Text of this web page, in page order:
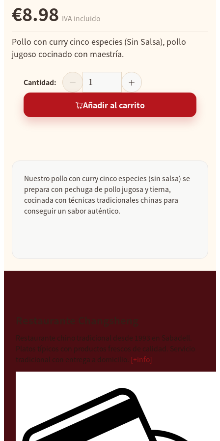
€8.98 IVA incluido
Pollo con curry cinco especies (Sin Salsa), pollo
jugoso cocinado con maestría.
Cantidad:
Añadir al carrito
Nuestro pollo con curry cinco especies (sin salsa) se
prepara con pechuga de pollo jugosa y tierna,
cocinada con técnicas tradicionales chinas para
conseguir un sabor auténtico.
Restaurante chino tradicional desde 1993 en Sabadell.
Platos típicos con productos frescos de calidad. Servicio
tradicional con entrega a domicilio. [+info]